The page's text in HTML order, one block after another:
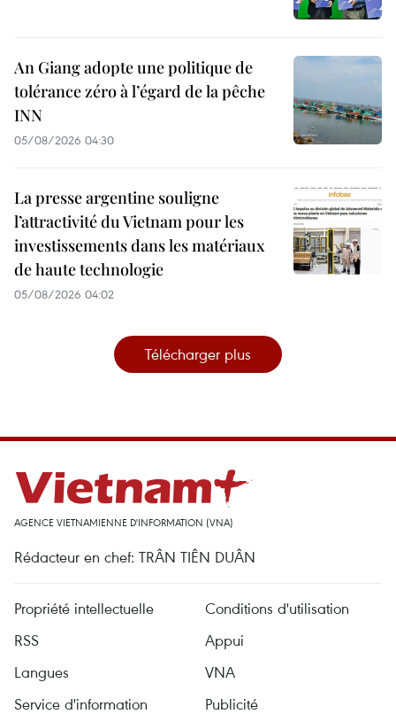
An Giang adopte une politique de
tolérance zéro à l’égard de la pêche
INN
05/08/2026 04:30
La presse argentine souligne
l’attractivité du Vietnam pour les
investissements dans les matériaux
de haute technologie
05/08/2026 04:02
Télécharger plus
AGENCE VIETNAMIENNE D'INFORMATION (VNA)
Rédacteur en chef: TRÂN TIÊN DUÂN
Propriété intellectuelle
Conditions d'utilisation
RSS
Appui
Langues
VNA
Service d'information
Publicité